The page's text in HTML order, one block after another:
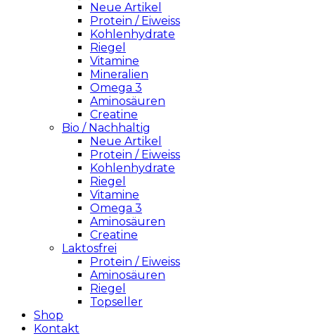
Neue Artikel
Protein / Eiweiss
Kohlenhydrate
Riegel
Vitamine
Mineralien
Omega 3
Aminosäuren
Creatine
Bio / Nachhaltig
Neue Artikel
Protein / Eiweiss
Kohlenhydrate
Riegel
Vitamine
Omega 3
Aminosäuren
Creatine
Laktosfrei
Protein / Eiweiss
Aminosäuren
Riegel
Topseller
Shop
Kontakt